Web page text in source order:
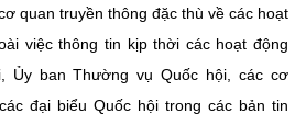
quan truyền thông đặc thù về các hoạt
việc thông tin kịp thời các hoạt động
Ủy ban Thường vụ Quốc hội, các cơ
đại biểu Quốc hội trong các bản tin